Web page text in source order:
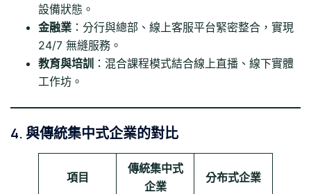
設備狀態。
金融業 ：分行與總部、線上客服平台緊密整合，實現
24/7 無縫服務。
教育與培訓 ：混合課程模式結合線上直播、線下實體
工作坊。
4. 與傳統集中式企業的對比
項目
傳統集中式
企業
分布式企業